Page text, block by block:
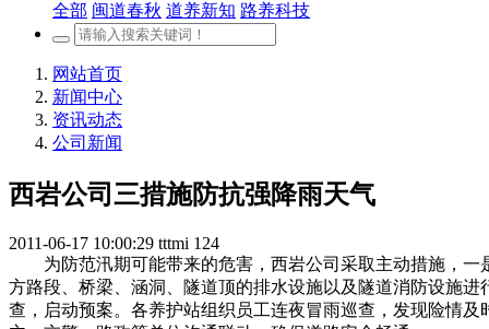
全部 闽道春秋 道养新知 路养科技
网站首页
新闻中心
资讯动态
公司新闻
西岩公司三措施防抗强降雨天气
2011-06-17 10:00:29 tttmi 124
为防范汛期可能带来的危害，西岩公司采取主动措施，一
方路段、桥梁、涵洞、隧道顶的排水设施以及隧道消防设施
查，启动预案。各养护站组织员工连夜冒雨巡查，发现险情